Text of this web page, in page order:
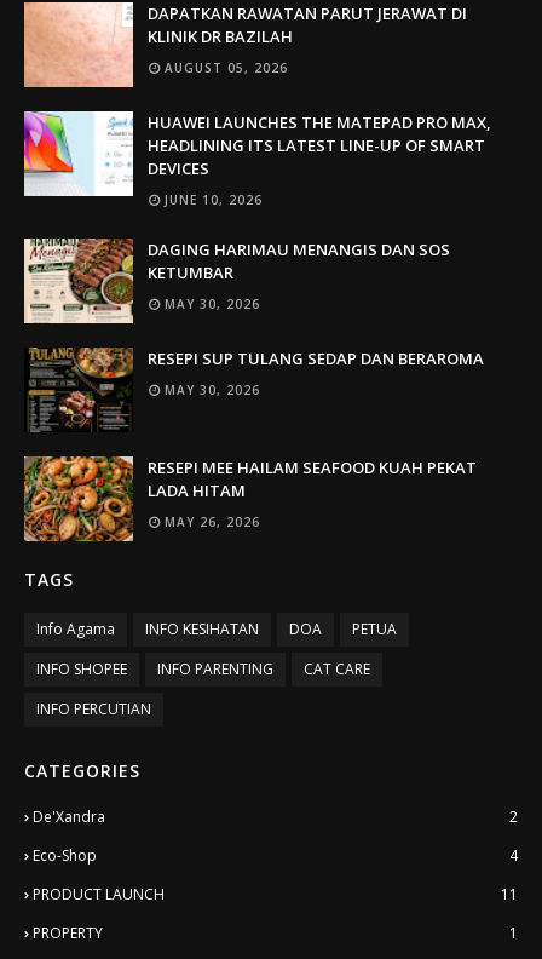
DAPATKAN RAWATAN PARUT JERAWAT DI
KLINIK DR BAZILAH
AUGUST 05, 2026
HUAWEI LAUNCHES THE MATEPAD PRO MAX,
HEADLINING ITS LATEST LINE-UP OF SMART
DEVICES
JUNE 10, 2026
DAGING HARIMAU MENANGIS DAN SOS
KETUMBAR
MAY 30, 2026
RESEPI SUP TULANG SEDAP DAN BERAROMA
MAY 30, 2026
RESEPI MEE HAILAM SEAFOOD KUAH PEKAT
LADA HITAM
MAY 26, 2026
TAGS
Info Agama INFO KESIHATAN DOA
PETUA
INFO SHOPEE
INFO PARENTING
CAT CARE
INFO PERCUTIAN
CATEGORIES
De'Xandra
2
Eco-Shop
4
PRODUCT LAUNCH
11
PROPERTY
1